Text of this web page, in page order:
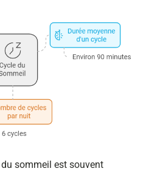
sommeil est souvent